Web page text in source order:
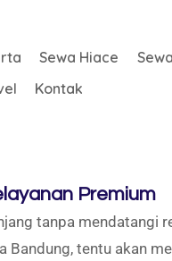
Sewa Hiace
Kontak
Premium
tanpa mendatangi
Bandung, tentu akan